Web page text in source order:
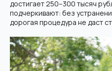
достигает 250–300 тысяч
подчеркивают: без
дорогая процедура не даст